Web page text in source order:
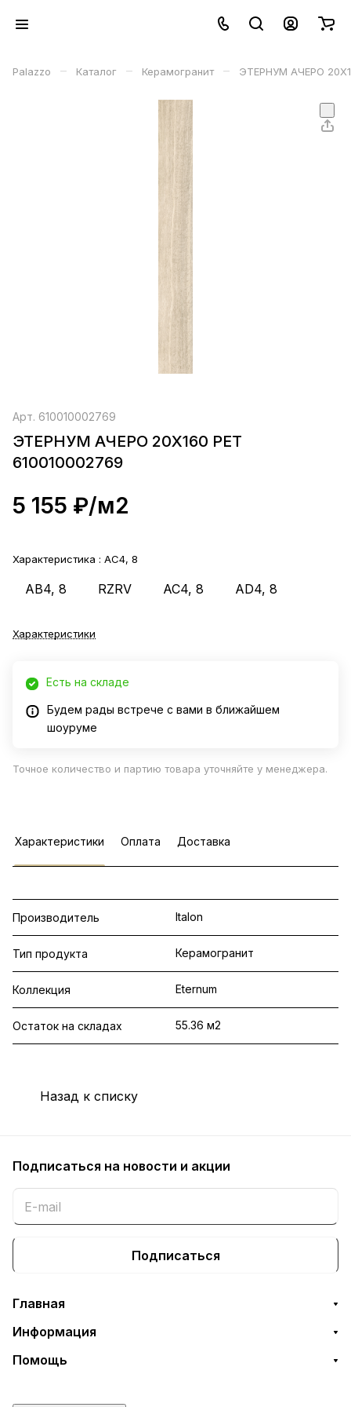
Palazzo – Каталог – Керамогранит – ЭТЕРНУМ АЧЕРО
Арт. 610010002769
ЭТЕРНУМ АЧЕРО 20X160 РЕТ
610010002769
5 155 ₽/м2
Характеристика : AC4, 8
AB4, 8 RZRV AC4, 8 AD4, 8
Характеристики
Есть на складе
Будем рады встрече с вами в ближайшем
шоуруме
Точное количество и партию товара уточняйте у менеджера.
Характеристики Оплата Доставка
Производитель Italon
Тип продукта Керамогранит
Коллекция Eternum
Остаток на складах 55.36 м2
Назад к списку
Подписаться на новости и акции
Подписаться
Главная
Информация
Помощь